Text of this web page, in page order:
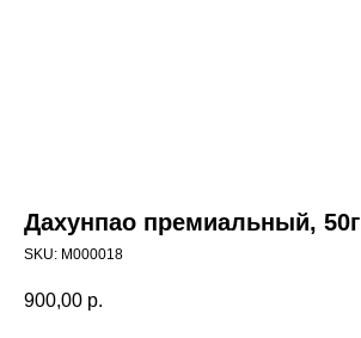
Дахунпао премиальный, 50г
SKU: M000018
900,00 р.